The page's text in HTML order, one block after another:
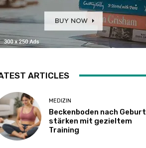
ARTICLES
MEDIZIN
Beckenboden nach Geburt
stärken mit gezieltem
Training